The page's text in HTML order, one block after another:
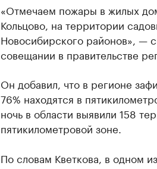
«Отмечаем пожары в жилых
Кольцово, на территории
Новосибирского районов», —
совещании в правительстве
Он добавил, что в регионе
76% находятся в
ночь в области выявили 158
пятикилометровой зоне.
По словам Кветкова, в одном